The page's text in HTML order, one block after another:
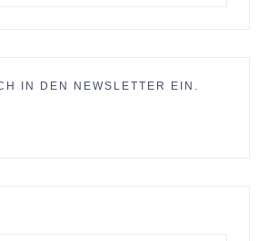
IN DEN NEWSLETTER EIN.